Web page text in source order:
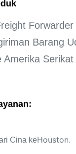
Barang
Amerika Serikat
Cina keHouston.